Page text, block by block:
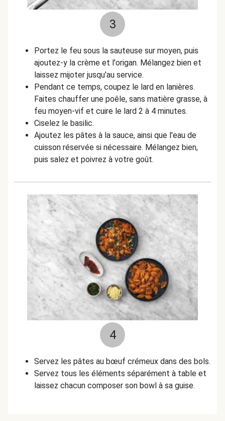
3
Portez le feu sous la sauteuse sur moyen, puis
ajoutez-y la crème et l'origan. Mélangez bien et
laissez mijoter jusqu'au service.
Pendant ce temps, coupez le lard en lanières.
Faites chauffer une poêle, sans matière grasse, à
feu moyen-vif et cuire le lard 2 à 4 minutes.
Ciselez le basilic.
Ajoutez les pâtes à la sauce, ainsi que l'eau de
cuisson réservée si nécessaire. Mélangez bien,
puis salez et poivrez à votre goût.
4
Servez les pâtes au bœuf crémeux dans des bols.
Servez tous les éléments séparément à table et
laissez chacun composer son bowl à sa guise.